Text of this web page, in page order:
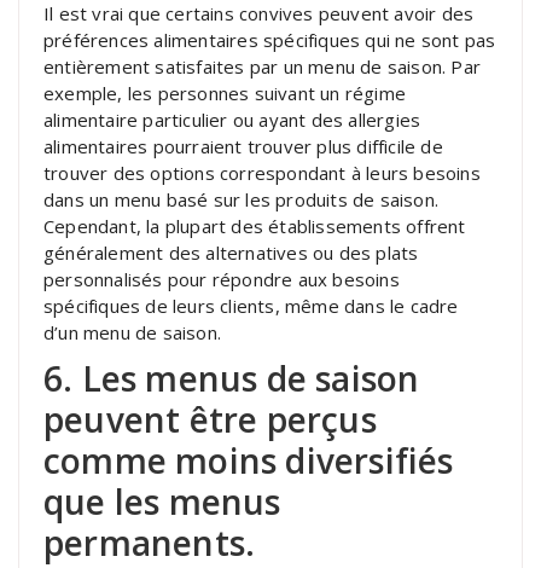
Il est vrai que certains convives peuvent avoir des
préférences alimentaires spécifiques qui ne sont pas
entièrement satisfaites par un menu de saison. Par
exemple, les personnes suivant un régime
alimentaire particulier ou ayant des allergies
alimentaires pourraient trouver plus difficile de
trouver des options correspondant à leurs besoins
dans un menu basé sur les produits de saison.
Cependant, la plupart des établissements offrent
généralement des alternatives ou des plats
personnalisés pour répondre aux besoins
spécifiques de leurs clients, même dans le cadre
d’un menu de saison.
6. Les menus de saison
peuvent être perçus
comme moins diversifiés
que les menus
permanents.